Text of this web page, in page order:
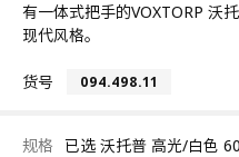
有一体式把手的VOXTORP 沃
现代风格。
货号 094.498.11
规格 已选 沃托普 高光/白色